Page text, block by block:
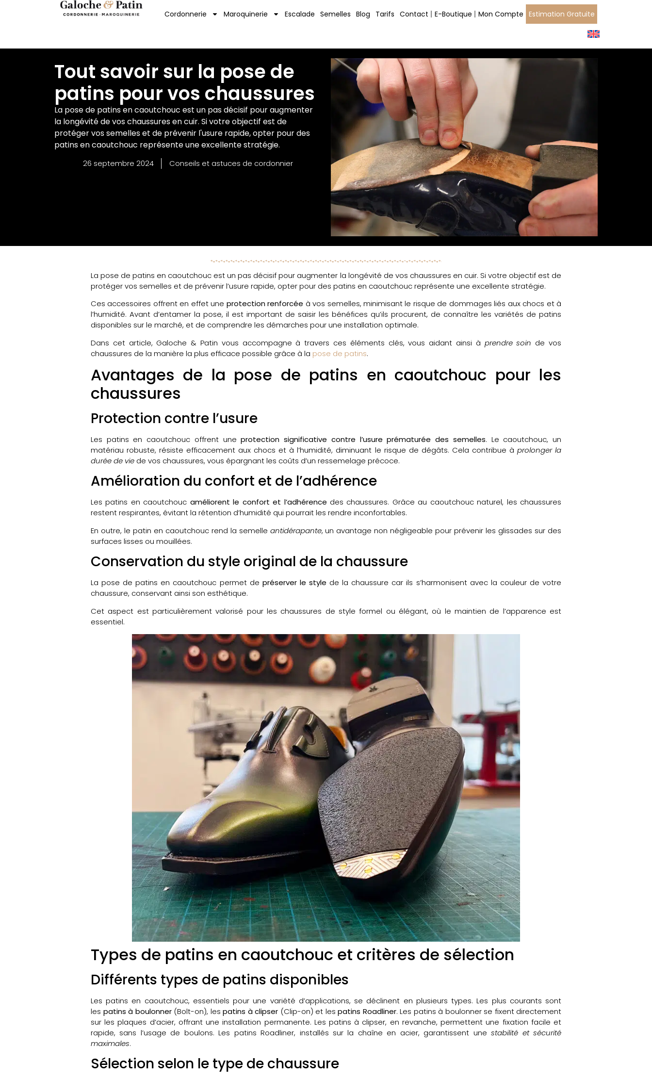
Cordonnerie Maroquinerie Escalade Semelles Blog Tarifs Contact E-Boutique Mon Compte Estimation Gratuite
Tout savoir sur la pose de
patins pour vos chaussures
La pose de patins en caoutchouc est un pas décisif pour augmenter
la longévité de vos chaussures en cuir. Si votre objectif est de
protéger vos semelles et de prévenir l'usure rapide, opter pour des
patins en caoutchouc représente une excellente stratégie.
26 septembre 2024 Conseils et astuces de cordonnier
La pose de patins en caoutchouc est un pas décisif pour augmenter la longévité de vos chaussures en cuir. Si votre objectif est de
protéger vos semelles et de prévenir l’usure rapide, opter pour des patins en caoutchouc représente une excellente stratégie.
Ces accessoires offrent en effet une protection renforcée à vos semelles, minimisant le risque de dommages liés aux chocs et à
l’humidité. Avant d’entamer la pose, il est important de saisir les bénéfices qu’ils procurent, de connaître les variétés de patins
disponibles sur le marché, et de comprendre les démarches pour une installation optimale.
Dans cet article, Galoche & Patin vous accompagne à travers ces éléments clés, vous aidant ainsi à prendre soin de vos
chaussures de la manière la plus efficace possible grâce à la pose de patins.
Avantages de la pose de patins en caoutchouc pour les
chaussures
Protection contre l’usure
Les patins en caoutchouc offrent uneprotection significative contre l’usure prématurée des semelles. Le caoutchouc, un
matériau robuste, résiste efficacement aux chocs et à l’humidité, diminuant le risque de dégâts. Cela contribue à prolonger la
durée de vie de vos chaussures, vous épargnant les coûts d’un ressemelage précoce.
Amélioration du confort et de l’adhérence
Les patins en caoutchouc améliorent le confort et l’adhérence des chaussures. Grâce au caoutchouc naturel, les chaussures
restent respirantes, évitant la rétention d’humidité qui pourrait les rendre inconfortables.
En outre, le patin en caoutchouc rend la semelle antidérapante, un avantage non négligeable pour prévenir les glissades sur des
surfaces lisses ou mouillées.
Conservation du style original de la chaussure
La pose de patins en caoutchouc permet de préserver le style de la chaussure car ils s’harmonisent avec la couleur de votre
chaussure, conservant ainsi son esthétique.
Cet aspect est particulièrement valorisé pour les chaussures de style formel ou élégant, où le maintien de l’apparence est
essentiel.
Types de patins en caoutchouc et critères de sélection
Différents types de patins disponibles
Les patins en caoutchouc, essentiels pour une variété d’applications, se déclinent en plusieurs types. Les plus courants sont
les patins à boulonner(Bolt-on), les patins à clipser (Clip-on) et les patins Roadliner. Les patins à boulonner se fixent directement
sur les plaques d’acier, offrant une installation permanente. Les patins à clipser, en revanche, permettent une fixation facile et
rapide, sans l’usage de boulons. Les patins Roadliner, installés sur la chaîne en acier, garantissent unestabilité et sécurité
maximales.
Sélection selon le type de chaussure